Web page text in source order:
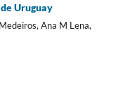
Uruguay
Ana M Lena,